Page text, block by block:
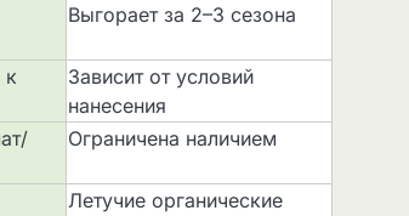
Выгорает за 2–3 сезона
к
Зависит от условий
нанесения
Ограничена наличием
Летучие органические